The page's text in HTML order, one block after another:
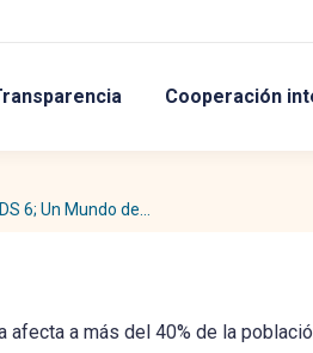
Cooperación
6; Un Mundo de…
afecta a más del 40% de la